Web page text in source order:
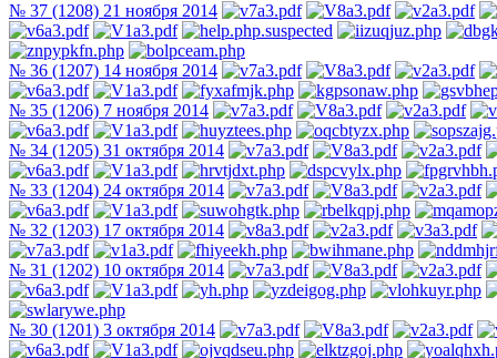
№ 37 (1208) 21 ноября 2014
№ 36 (1207) 14 ноября 2014
№ 35 (1206) 7 ноября 2014
№ 34 (1205) 31 октября 2014
№ 33 (1204) 24 октября 2014
№ 32 (1203) 17 октября 2014
№ 31 (1202) 10 октября 2014
№ 30 (1201) 3 октября 2014